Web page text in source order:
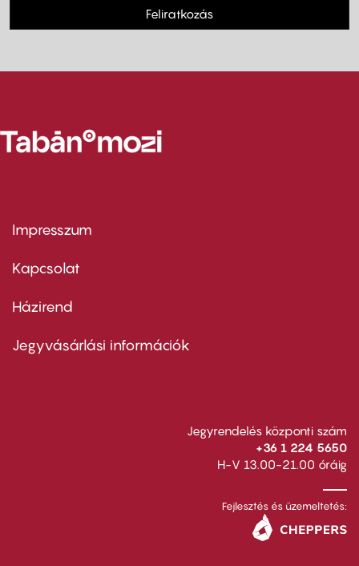
Feliratkozás
Footer
first
Impresszum
Kapcsolat
Footer
second
Házirend
Jegyvásárlási információk
Jegyrendelés központi szám
+36 1 224 5650
H-V 13.00-21.00 óráig
Fejlesztés és üzemeltetés: